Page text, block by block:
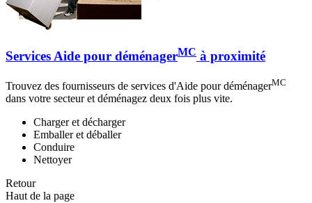
Services Aide pour déménagerMC à proximité
Trouvez des fournisseurs de services d'Aide pour déménagerMC
dans votre secteur et déménagez deux fois plus vite.
Charger et décharger
Emballer et déballer
Conduire
Nettoyer
Retour
Haut de la page